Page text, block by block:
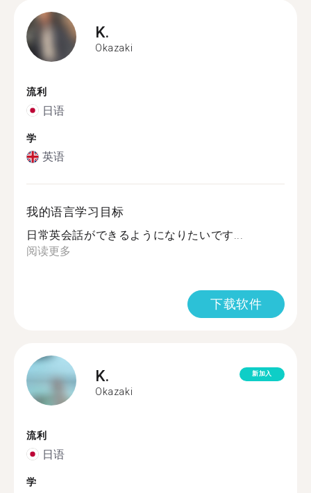
K.
Okazaki
流利
日语
学
英语
我的语言学习目标
日常英会話ができるようになりたいです...
阅读更多
下载软件
K.
Okazaki
新加入
流利
日语
学